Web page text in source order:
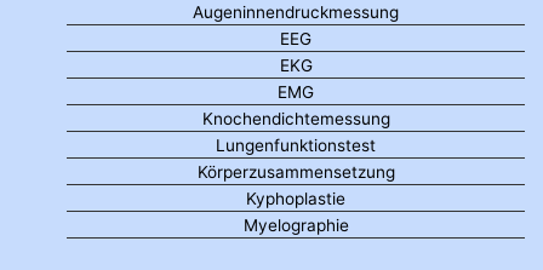
Augeninnendruckmessung
EEG
EKG
EMG
Knochendichtemessung
Lungenfunktionstest
Körperzusammensetzung
Kyphoplastie
Myelographie